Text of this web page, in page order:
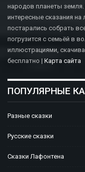
народов планеты
интересные сказания
постарались собрать
погрузится с семьёй в
иллюстрациями,
бесплатно | Карта сайта
ПОПУЛЯРНЫЕ
Разные сказки
Русские сказки
Сказки Лафонтена